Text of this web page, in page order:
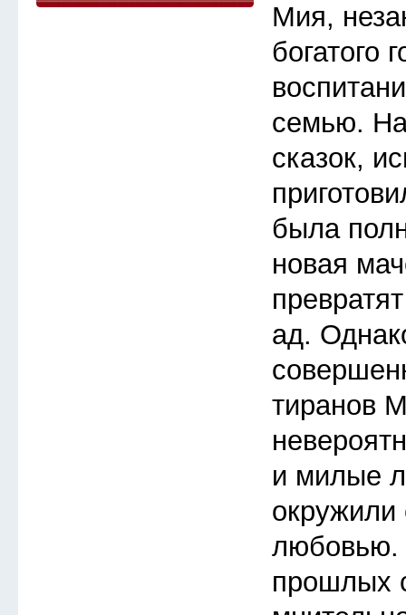
Мия,
богатого
семью.
сказок,
была
новая
ад.
тиранов
и милые
окружили
любовью.
прошлых